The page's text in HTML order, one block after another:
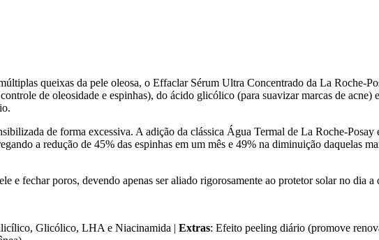
queixas da pele oleosa, o Effaclar Sérum Ultra Concentrado da La Roche-
de oleosidade e espinhas), do ácido glicólico (para suavizar marcas de
de forma excessiva. A adição da clássica Água Termal de La Roche-
a redução de 45% das espinhas em um mês e 49% na diminuição daquelas
e fechar poros, devendo apenas ser aliado rigorosamente ao protetor solar no dia a
Glicólico, LHA e Niacinamida | Extras: Efeito peeling diário (promove